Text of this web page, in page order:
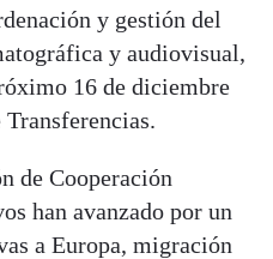
y gestión del
y audiovisual,
16 de diciembre
de Cooperación
han avanzado por un
a Europa, migración